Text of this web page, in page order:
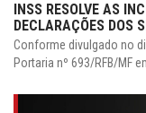
INSS RESOLVE AS
DECLARAÇÕES DOS
Conforme divulgado no
Portaria nº 693/RFB/MF